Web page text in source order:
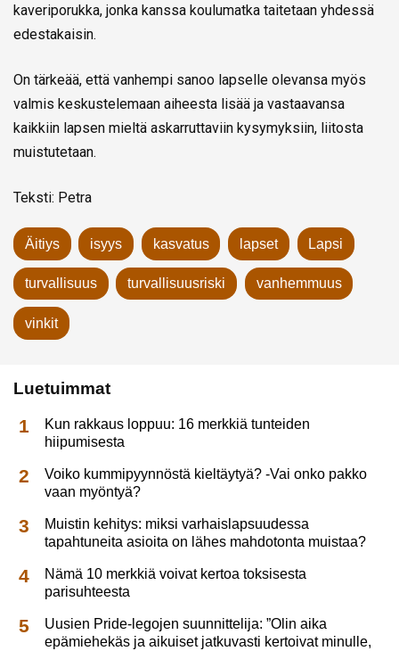
kaveriporukka, jonka kanssa koulumatka taitetaan yhdessä
edestakaisin.
On tärkeää, että vanhempi sanoo lapselle olevansa myös
valmis keskustelemaan aiheesta lisää ja vastaavansa
kaikkiin lapsen mieltä askarruttaviin kysymyksiin, liitosta
muistutetaan.
Teksti: Petra
Äitiys isyys kasvatus lapset Lapsi
turvallisuus turvallisuusriski vanhemmuus
vinkit
Luetuimmat
Kun rakkaus loppuu: 16 merkkiä tunteiden
hiipumisesta
Voiko kummipyynnöstä kieltäytyä? -Vai onko pakko
vaan myöntyä?
Muistin kehitys: miksi varhaislapsuudessa
tapahtuneita asioita on lähes mahdotonta muistaa?
Nämä 10 merkkiä voivat kertoa toksisesta
parisuhteesta
Uusien Pride-legojen suunnittelija: ”Olin aika
epämiehekäs ja aikuiset jatkuvasti kertoivat minulle,